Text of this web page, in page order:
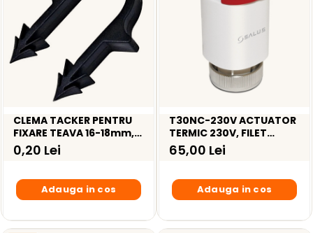
CLEMA TACKER PENTRU
FIXARE TEAVA 16-18mm,
40mm, 300 buc/cutie
0,20 Lei
Adauga in cos
T30NC-230V ACTUATOR
TERMIC 230V, FILET
M30*1.5
65,00 Lei
Adauga in cos